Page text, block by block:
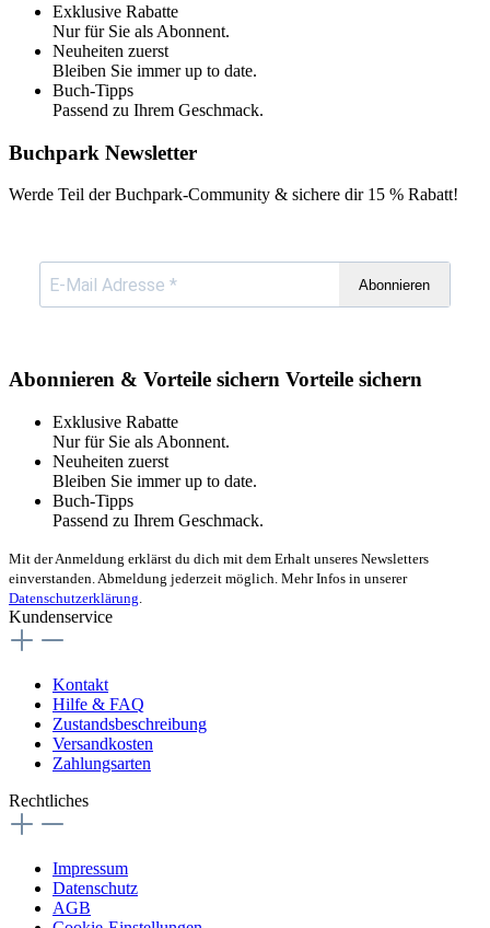
Exklusive Rabatte
Nur für Sie als Abonnent.
Neuheiten zuerst
Bleiben Sie immer up to date.
Buch-Tipps
Passend zu Ihrem Geschmack.
Buchpark Newsletter
Werde Teil der Buchpark-Community & sichere dir 15 % Rabatt!
Abonnieren
Abonnieren & Vorteile sichern Vorteile sichern
Exklusive Rabatte
Nur für Sie als Abonnent.
Neuheiten zuerst
Bleiben Sie immer up to date.
Buch-Tipps
Passend zu Ihrem Geschmack.
Mit der Anmeldung erklärst du dich mit dem Erhalt unseres Newsletters
einverstanden. Abmeldung jederzeit möglich. Mehr Infos in unserer
Datenschutzerklärung
Kundenservice
Kontakt
Hilfe & FAQ
Zustandsbeschreibung
Versandkosten
Zahlungsarten
Rechtliches
Impressum
Datenschutz
AGB